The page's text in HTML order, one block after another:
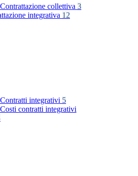
Contrattazione collettiva 3
integrativa 12
Contratti integrativi 5
Costi contratti integrativi